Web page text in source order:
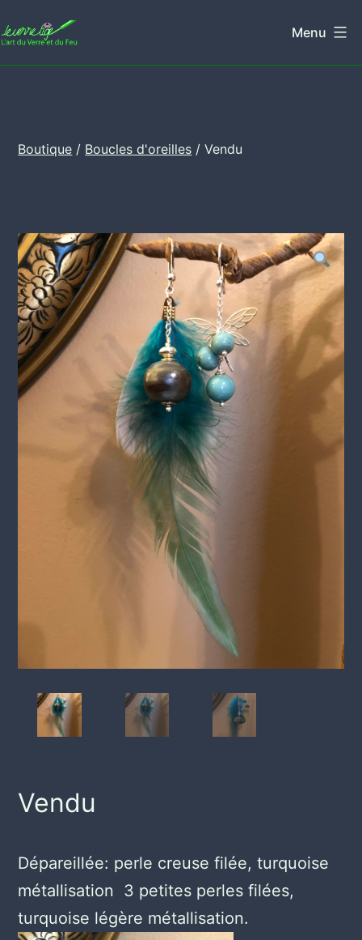
au
contenu
Menu
Boutique / Boucles d'oreilles / Vendu
Vendu
Dépareillée: perle creuse filée, turquoise
métallisation 3 petites perles filées,
turquoise légère métallisation.